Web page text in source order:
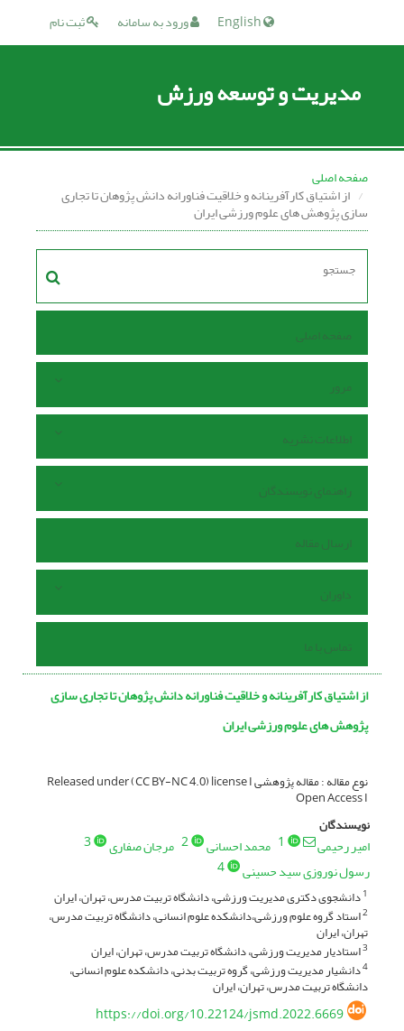
ثبت نام ورود به سامانه
مدیریت و توسعه ورزش
صفحه اصلی
از اشتیاق کارآفرینانه و خلاقیت فناورانه دانش‌ پژوهان تا تجاری‌
سازی پژوهش‌ های علوم ورزشی ایران
صفحه اصلی
مرور
اطلاعات نشریه
راهنمای نویسندگان
ارسال مقاله
داوران
تماس با ما
از اشتیاق کارآفرینانه و خلاقیت فناورانه دانش‌ پژوهان تا تجاری‌ سازی
پژوهش‌ های علوم ورزشی ایران
نوع مقاله : مقاله پژوهشی Released under (CC BY-NC 4.0) license I
Open Access I
نویسندگان
امیر رحیمی 1 محمد احسانی 2 مرجان صفاری
3
رسول نوروزی سید حسینی
4
1دانشجوی دکتری مدیریت ورزشی، دانشگاه تربیت مدرس، تهران، ایران
2استاد گروه علوم ورزشی،دانشکده علوم انسانی، دانشگاه تربیت مدرس،
تهران، ایران
3استادیار مدیریت ورزشی، دانشگاه تربیت مدرس، تهران، ایران
4دانشیار مدیریت ورزشی، گروه تربیت بدنی، دانشکده علوم انسانی،
دانشگاه تربیت مدرس، تهران، ایران
https://doi.org/10.22124/jsmd.2022.6669